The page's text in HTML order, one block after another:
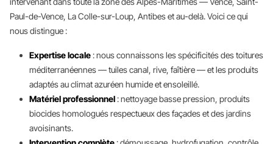
Paul-de-Vence, La Colle-sur-Loup, Antibes et au-delà. Voici ce qui
nous distingue :
Expertise locale: nous connaissons les spécificités des toitures
méditerranéennes — tuiles canal, rive, faîtière — et les produits
adaptés au climat azuréen humide et ensoleillé.
Matériel professionnel: nettoyage basse pression, produits
biocides homologués respectueux des façades et des jardins
avoisinants.